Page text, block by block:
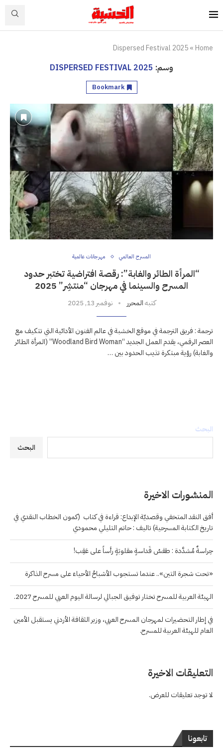
Home
»
Dispersed Festival 2025
وسم: DISPERSED FESTIVAL 2025
Bookmark
المسرح العالمي مهرجانات عالمية
“المرأة الطائر والغابة”: رقصة افتراضية تختبر حدود
المسرح والسينما في مهرجان “منتشِر” 2025
كتبهالمحرر نوفمبر 13, 2025
ترجمة : فريق الترجمة في موقع الخشبة في عالم الفنون الأدائية التي تتكيف مع
العصر الرقمي، يقدم العمل الجديد “Woodland Bird Woman” (المرأة الطائر
والغابة) رؤية مبتكرة تذيب الحدود بين …
البحث
البحث
المنشورات الاخيرة
أفق النقد المتخفي وقصديّة الإبداع: قراءة في كتاب (كمون الخطاب النقدي في
تاريخ الكتابة المسرحية) تاليف : حاتم التليلي محمودي
حِراسةٌ مُشدَّدة : طقسُ قَداسةٍ مقلوبَةٍ رأساً على عَقِب!
«تحت شجرة التين».. عندما تستجوب الأشباحُ الأحياءَ على مسرح الذاكرة
الهيئة العربية للمسرح تختار توفيق الجبالي لرسالة اليوم العربي للمسرح 2027.
في إطار التحضيرات لمهرجان المسرح العربي، وزير الثقافة الأردني يستقبل الأمين
العام للهيئة العربية للمسرح.
التعليقات الاخيرة
لا توجد تعليقات للعرض.
تابعونا